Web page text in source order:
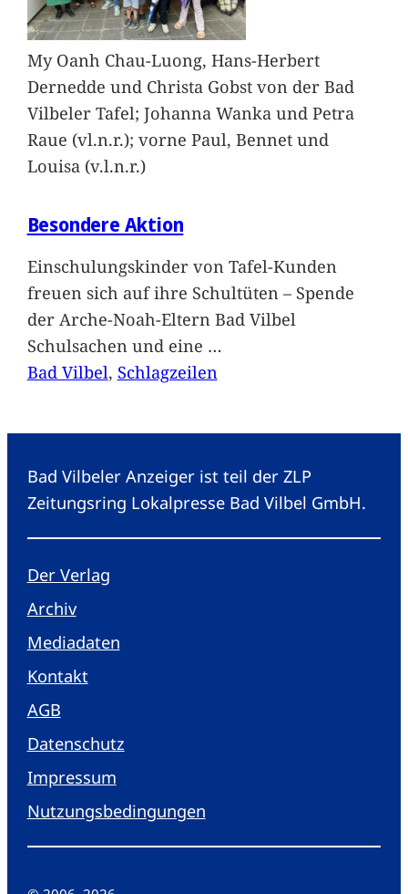
My Oanh Chau-Luong, Hans-Herbert
Dernedde und Christa Gobst von der Bad
Vilbeler Tafel; Johanna Wanka und Petra
Raue (vl.n.r.); vorne Paul, Bennet und
Louisa (v.l.n.r.)
Besondere Aktion
Einschulungskinder von Tafel-Kunden
freuen sich auf ihre Schultüten – Spende
der Arche-Noah-Eltern Bad Vilbel
Schulsachen und eine …
Bad Vilbel, Schlagzeilen
Bad Vilbeler Anzeiger ist teil der ZLP
Zeitungsring Lokalpresse Bad Vilbel GmbH.
Der Verlag
Archiv
Mediadaten
Kontakt
AGB
Datenschutz
Impressum
Nutzungsbedingungen